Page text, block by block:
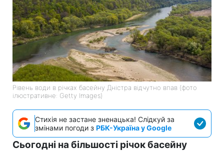
Рівень води в річках басейну Дністра відчутно впав (фото
ілюстративне: Getty Images)
Стихія не застане зненацька! Слідкуй за
змінами погоди з РБК-Україна у Google
Сьогодні на більшості річок басейну